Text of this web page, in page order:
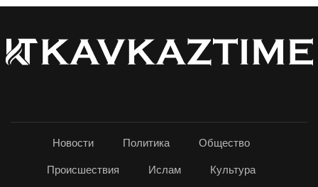
Новости Политика Общество
Происшествия Ислам Культура